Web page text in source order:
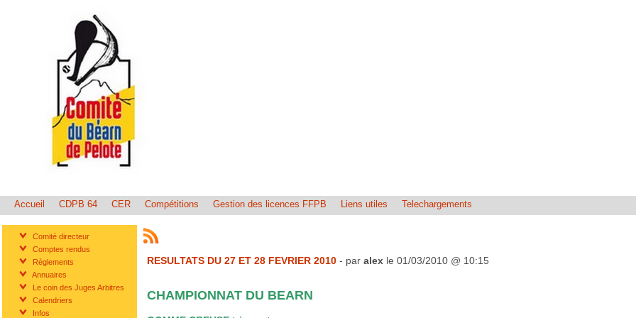
Accueil CDPB 64 CER Compétitions Gestion des licences FFPB Liens utiles Telechargements
Comité directeur
Comptes rendus
Règlements
Annuaires
Le coin des Juges Arbitres
Calendriers
Infos
RESULTATS DU 27 ET 28 FEVRIER 2010 - par alex le 01/03/2010 @ 10:15
CHAMPIONNAT DU BEARN